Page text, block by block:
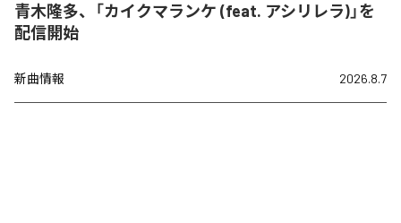
青木隆多、「カイクマランケ (feat. アシリレラ)」を
配信開始
新曲情報 2026.8.7